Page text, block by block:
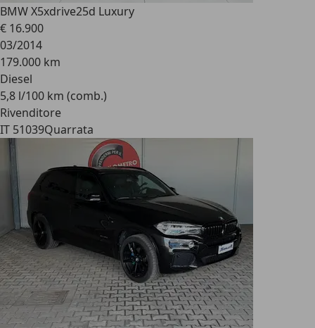
BMW X5xdrive25d Luxury
€ 16.900
03/2014
179.000 km
Diesel
5,8 l/100 km (comb.)
Rivenditore
IT 51039Quarrata